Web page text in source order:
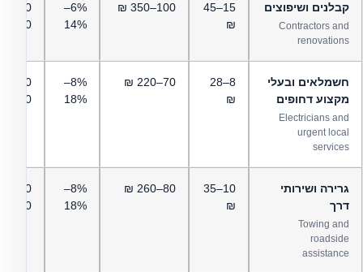
קבלנים ושיפוצים
Contractors and
renovations
15–45
₪
100–350 ₪
6%–
14%
₪
חשמלאים ובעלי
מקצוע דחופים
Electricians and
urgent local
services
8–28
₪
70–220 ₪
8%–
18%
8,000 ₪
גרירה ושירותי
דרך
Towing and
roadside
assistance
10–35
₪
80–260 ₪
8%–
18%
₪